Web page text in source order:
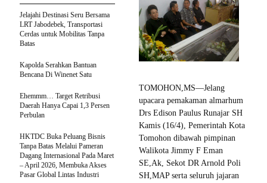
TOMOHON,MS—Jelang
upacara pemakaman almarhum
Drs Edison Paulus Runajar SH
Kamis (16/4), Pemerintah Kota
Tomohon dibawah pimpinan
Walikota Jimmy F Eman
SE,Ak, Sekot DR Arnold Poli
SH,MAP serta seluruh jajaran
Jelajahi Destinasi Seru Bersama
LRT Jabodebek, Transportasi
Cerdas untuk Mobilitas Tanpa
Batas
Kapolda Serahkan Bantuan
Bencana Di Winenet Satu
Ehemmm… Target Retribusi
Daerah Hanya Capai 1,3 Persen
Perbulan
HKTDC Buka Peluang Bisnis
Tanpa Batas Melalui Pameran
Dagang Internasional Pada Maret
– April 2026, Membuka Akses
Pasar Global Lintas Industri